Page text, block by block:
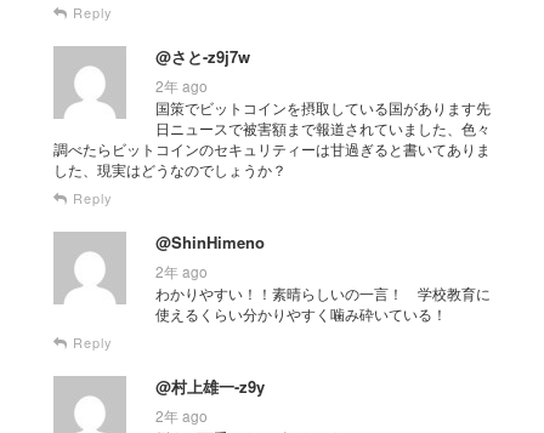
Reply
@さと-z9j7w
2年 ago
国策でビットコインを摂取している国があります先
日ニュースで被害額まで報道されていました、色々
調べたらビットコインのセキュリティーは甘過ぎると書いてありま
した、現実はどうなのでしょうか？
Reply
@ShinHimeno
2年 ago
わかりやすい！！素晴らしいの一言！ 学校教育に
使えるくらい分かりやすく噛み砕いている！
Reply
@村上雄一-z9y
2年 ago